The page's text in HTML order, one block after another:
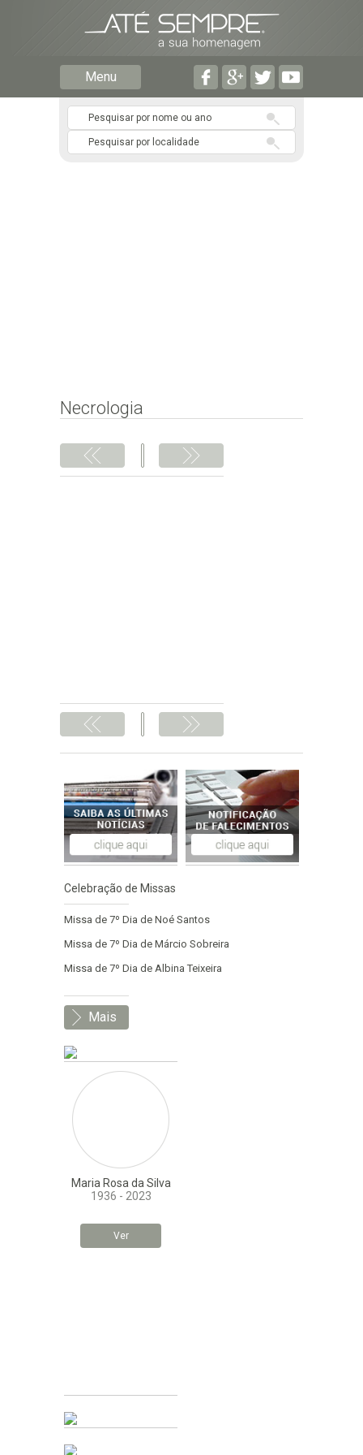
Menu
Necrologia
Celebração de Missas
Missa de 7º Dia de Noé Santos
Missa de 7º Dia de Márcio Sobreira
Missa de 7º Dia de Albina Teixeira
Mais
Maria Rosa da Silva
1936 - 2023
Ver
Preencha o formulário seguinte para ser notificado de
falecimentos em determinado concelho.
Preencha os seguintes campos com a informação mais
pormenorizada possível: